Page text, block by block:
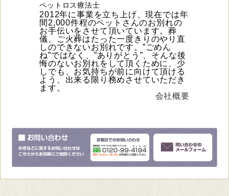
ペットロス療法士
2012年に事業を立ち上げ、現在では年
間2,000件程のペットさんのお別れの
お手伝いをさせて頂いています。葬
儀、ご火葬はたった一度きりのやり直
しのできないお別れです。”ごめん
ね”ではなく、”ありがとう”、そんな後
悔のないお別れをして頂くために、少
しでも、お気持ちが前に向けて頂ける
よう、出来る限り務めさせていただき
ます。
会社概要